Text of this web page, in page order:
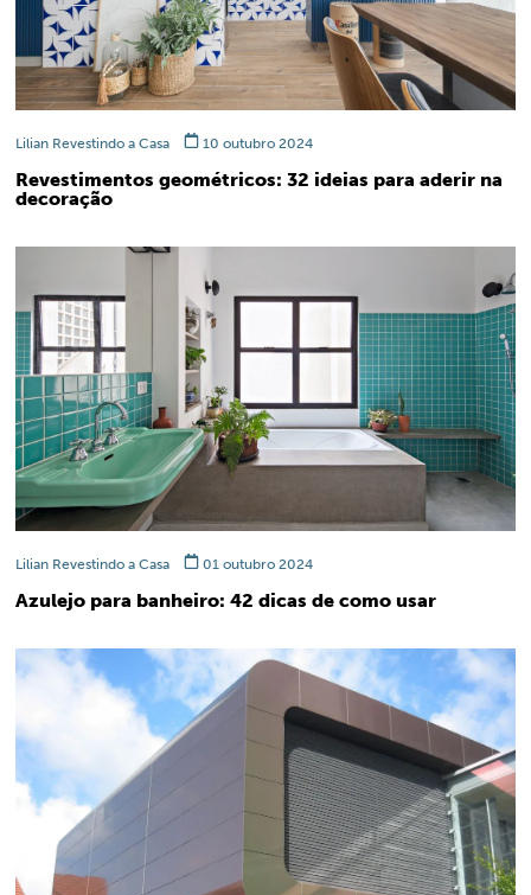
Lilian Revestindo a Casa 10 outubro 2024
Revestimentos geométricos: 32 ideias para aderir na
decoração
Lilian Revestindo a Casa 01 outubro 2024
Azulejo para banheiro: 42 dicas de como usar